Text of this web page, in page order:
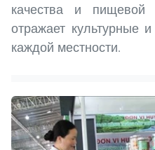
качества и пищевой
отражает культурные
каждой местности.